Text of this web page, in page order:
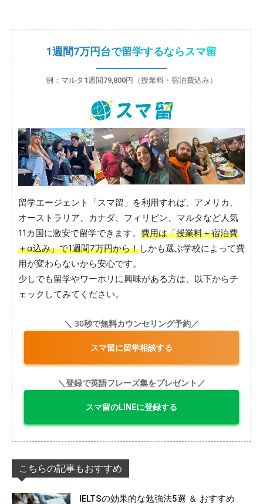
1週間7万円台で留学するならスマ留
例：マルタ1週間79,800円（授業料・宿泊費込み）
留学エージェント「スマ留」を利用すれば、アメリカ、
オーストラリア、カナダ、フィリピン、マルタなど人気
11カ国に激安で留学できます。 費用は「授業料＋宿泊費
＋α込み」で1週間7万円から！しかも選ぶ学校によって費
用が変わらないから安心です。
少しでも留学やワーホリに興味がある方は、以下からチ
ェックしてみてください。
＼ 30秒で無料カウンセリング予約／
スマ留に留学相談する
＼登録で英語フレーズ集をプレゼント／
スマ留のLINEに登録する
こちらの記事もおすすめ
IELTSの効果的な勉強法5選 ＆ おすすめ